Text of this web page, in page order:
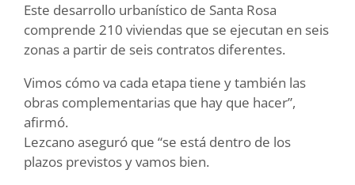
Este desarrollo urbanístico de Santa Rosa
comprende 210 viviendas que se ejecutan en seis
zonas a partir de seis contratos diferentes.
Vimos cómo va cada etapa tiene y también las
obras complementarias que hay que hacer”,
afirmó.
Lezcano aseguró que “se está dentro de los
plazos previstos y vamos bien.